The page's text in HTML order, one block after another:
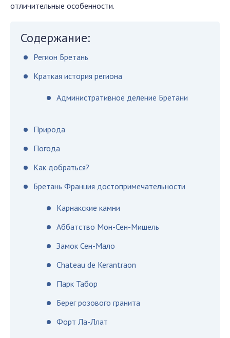
отличительные особенности.
Содержание:
Регион Бретань
Краткая история региона
Административное деление Бретани
Природа
Погода
Как добраться?
Бретань Франция достопримечательности
Карнакские камни
Аббатство Мон-Сен-Мишель
Замок Сен-Мало
Chateau de Kerantraon
Парк Табор
Берег розового гранита
Форт Ла-Ллат